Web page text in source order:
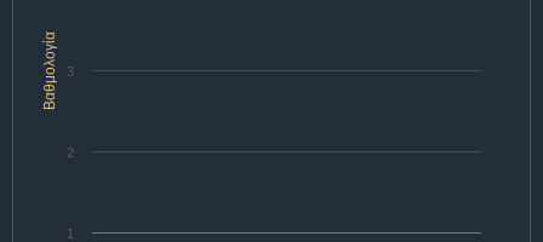
Βαθμολογία
1
2
3